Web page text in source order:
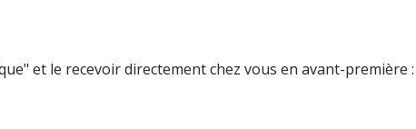
et le recevoir directement chez vous en avant-première :